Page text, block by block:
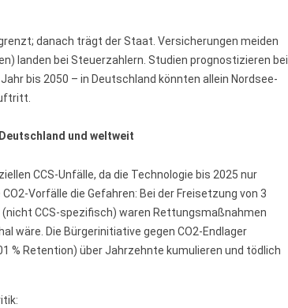
danach trägt der Staat. Versicherungen meiden
landen bei Steuerzahlern. Studien prognostizieren bei
bis 2050 – in Deutschland könnten allein Nordsee-
und weltweit
CCS-Unfälle, da die Technologie bis 2025 nur
Vorfälle die Gefahren: Bei der Freisetzung von 3
CCS-spezifisch) waren Rettungsmaßnahmen
wäre. Die Bürgerinitiative gegen CO2-Endlager
% Retention) über Jahrzehnte kumulieren und tödlich